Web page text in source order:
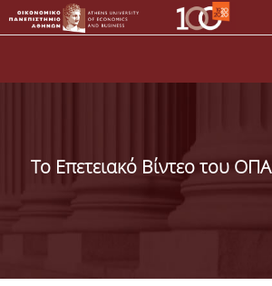
ΙΣΤΟΡΙΑ
ΑΠΟΦΟΙΤΟΙ
Το Επετειακό Βίντεο του ΟΠΑ